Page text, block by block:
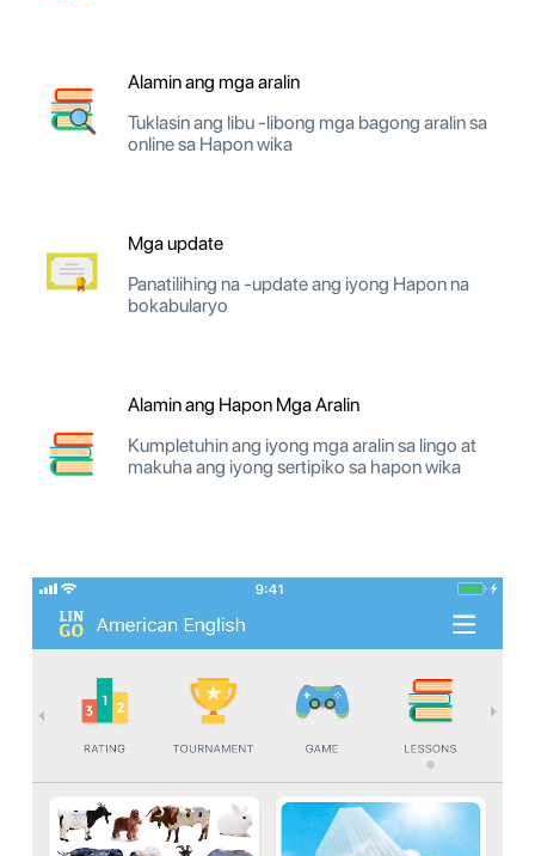
Alamin ang mga aralin
Tuklasin ang libu -libong mga bagong aralin sa
online sa Hapon wika
Mga update
Panatilihing na -update ang iyong Hapon na
bokabularyo
Alamin ang Hapon Mga Aralin
Kumpletuhin ang iyong mga aralin sa lingo at
makuha ang iyong sertipiko sa hapon wika